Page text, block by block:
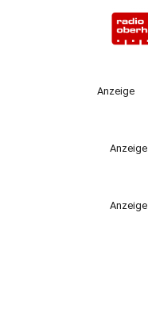
Anzeige
Anzeige
Anzeige